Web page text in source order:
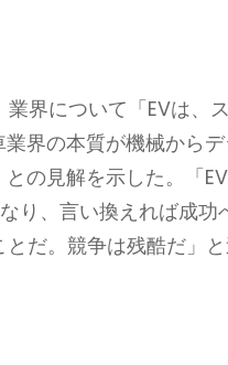
界について「EVは、
界の本質が機械から
の見解を示した。「
り、言い換えれば成功
だ。競争は残酷だ」